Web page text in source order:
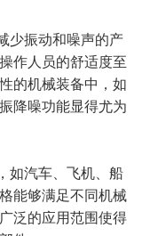
少振动和噪声的产
作人员的舒适度至
的机械装备中，如
降噪功能显得尤为
如汽车、飞机、船
能够满足不同机械
泛的应用范围使得